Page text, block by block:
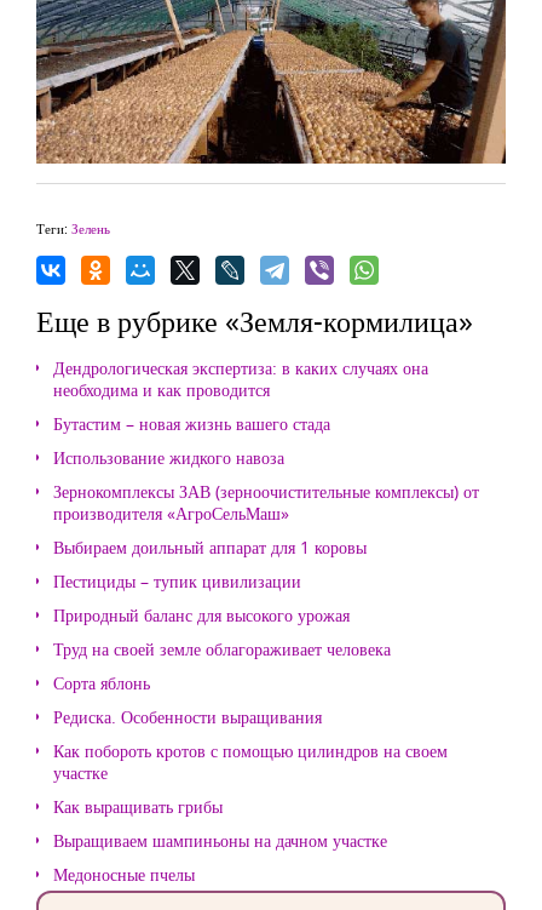
Теги: Зелень
Еще в рубрике «Земля-кормилица»
Дендрологическая экспертиза: в каких случаях она
необходима и как проводится
Бутастим – новая жизнь вашего стада
Использование жидкого навоза
Зернокомплексы ЗАВ (зерноочистительные комплексы) от
производителя «АгроСельМаш»
Выбираем доильный аппарат для 1 коровы
Пестициды – тупик цивилизации
Природный баланс для высокого урожая
Труд на своей земле облагораживает человека
Сорта яблонь
Редиска. Особенности выращивания
Как побороть кротов с помощью цилиндров на своем
участке
Как выращивать грибы
Выращиваем шампиньоны на дачном участке
Медоносные пчелы